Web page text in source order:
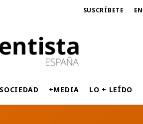
SUSCRÍBETE
SOCIEDAD +MEDIA LO + LEÍDO